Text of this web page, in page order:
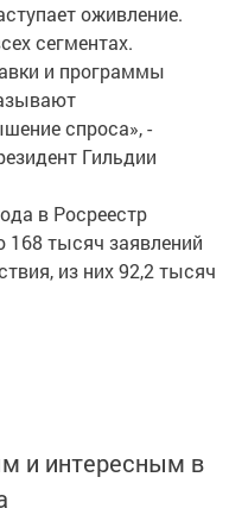
оживление.
сегментах.
и программы
спроса», -
Гильдии
в Росреестр
168 тысяч заявлений
из них 92,2 тысяч
и интересным в